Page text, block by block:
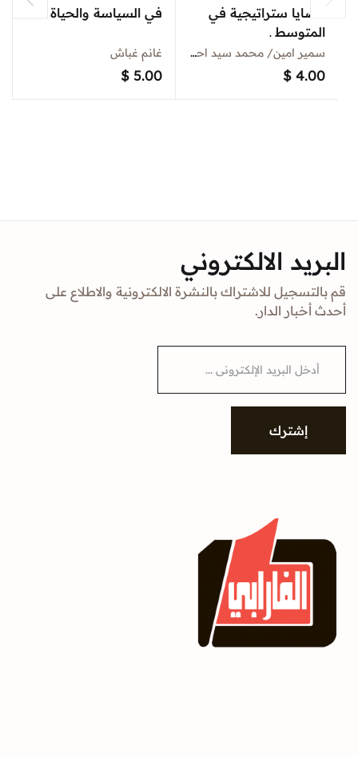
في السياسة والحياة
غانم غباش
$ 5.00
قضايا ستراتيجية في
المتوسط ـ
سلسلةالمتوسط في
السياسةالدولية
سمير امين/ محمد سيد احمد
$ 4.00
البريد الالكتروني
قم بالتسجيل للاشتراك بالنشرة الالكترونية والاطلاع على
أحدث أخبار الدار.
i
إشترك